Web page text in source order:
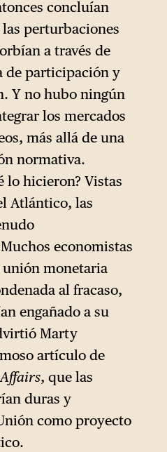
concluían
perturbaciones
a través de
de participación y
Y no hubo ningún
los mercados
más allá de una
normativa.
lo hicieron? Vistas
Atlántico, las
economistas
monetaria
al fracaso,
engañado a su
Marty
artículo de
, que las
duras y
como proyecto